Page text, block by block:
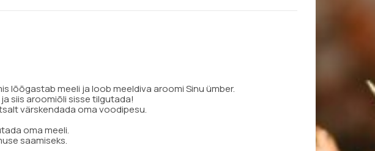
lõõgastab meeli ja loob meeldiva aroomi Sinu ümber.
siis aroomiõli sisse tilgutada!
värskendada oma voodipesu.
oma meeli.
saamiseks.